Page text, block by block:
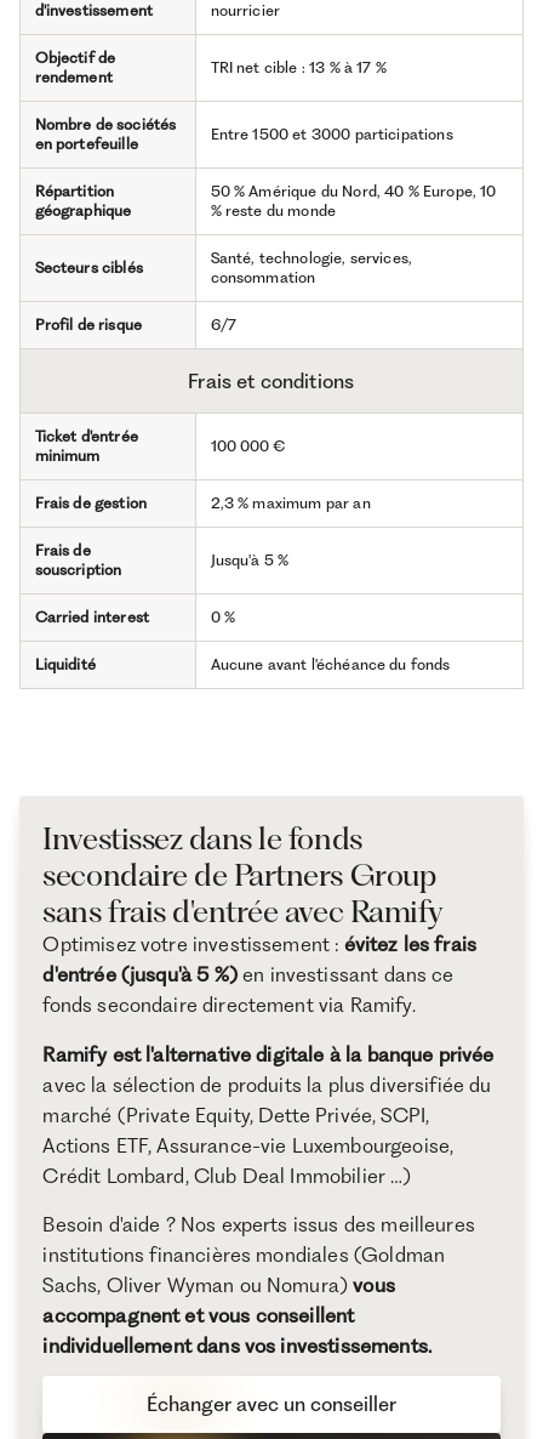
d'investissement
nourricier
Objectif de
rendement
TRI net cible : 13 % à 17 %
Nombre de sociétés
en portefeuille
Entre 1500 et 3000 participations
Répartition
géographique
50 % Amérique du Nord, 40 % Europe, 10
% reste du monde
Secteurs ciblés
Santé, technologie, services,
consommation
Profil de risque 6/7
Frais et conditions
Ticket d'entrée
minimum
100 000 €
Frais de gestion 2,3 % maximum par an
Frais de
souscription
Jusqu'à 5 %
Carried interest 0 %
Liquidité Aucune avant l'échéance du fonds
Investissez dans le fonds
secondaire de Partners Group
sans frais d'entrée avec Ramify
Optimisez votre investissement : évitez les frais
d'entrée (jusqu'à 5 %)en investissant dans ce
fonds secondaire directement via Ramify.
Ramify est l'alternative digitale à la banque privée
avec la sélection de produits la plus diversifiée du
marché (Private Equity, Dette Privée, SCPI,
Actions ETF, Assurance-vie Luxembourgeoise,
Crédit Lombard, Club Deal Immobilier …)
Besoin d'aide ? Nos experts issus des meilleures
institutions financières mondiales (Goldman
Sachs, Oliver Wyman ou Nomura)vous
accompagnent et vous conseillent
individuellement dans vos investissements.
Échanger avec un conseiller